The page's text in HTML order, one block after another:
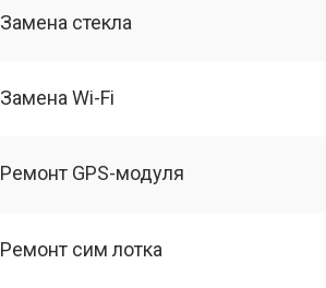
Замена стекла
Замена Wi-Fi
Ремонт GPS-модуля
Ремонт сим лотка